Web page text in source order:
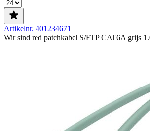
Artikelnr. 401234671
Wir sind red patchkabel S/FTP CAT6A grijs